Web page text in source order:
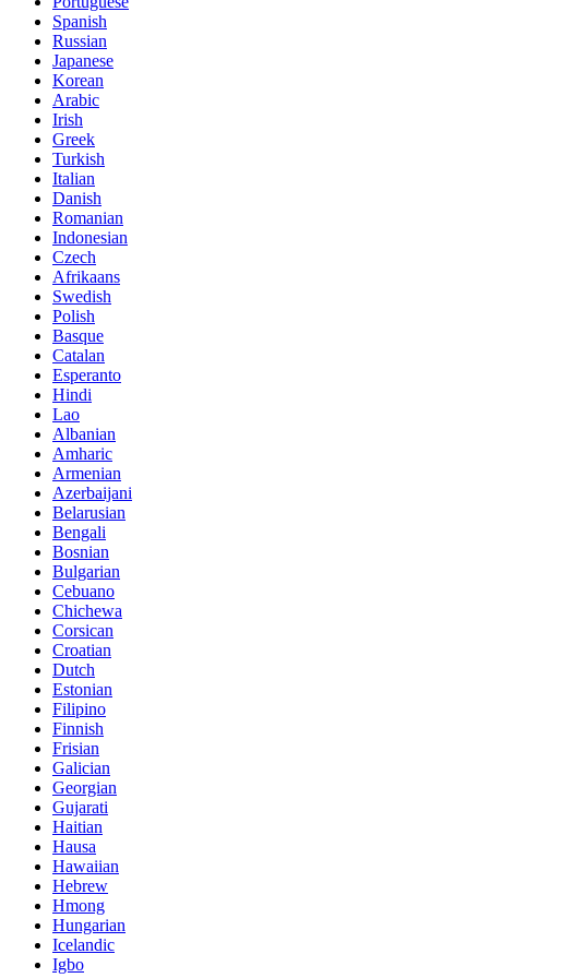
Spanish
Russian
Japanese
Korean
Arabic
Irish
Greek
Turkish
Italian
Danish
Romanian
Indonesian
Czech
Afrikaans
Swedish
Polish
Basque
Catalan
Esperanto
Hindi
Lao
Albanian
Amharic
Armenian
Azerbaijani
Belarusian
Bengali
Bosnian
Bulgarian
Cebuano
Chichewa
Corsican
Croatian
Dutch
Estonian
Filipino
Finnish
Frisian
Galician
Georgian
Gujarati
Haitian
Hausa
Hawaiian
Hebrew
Hmong
Hungarian
Icelandic
Igbo